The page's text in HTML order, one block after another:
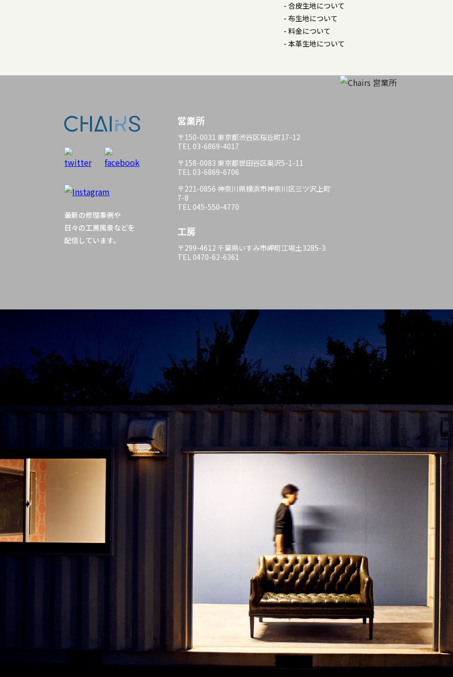
合皮生地について
布生地について
料金について
本革生地について
最新の修理事例や
日々の工房風景などを
配信しています。
営業所
〒150-0031 東京都渋谷区桜丘町17-12
TEL 03-6869-4017
〒158-0083 東京都世田谷区奥沢5-1-11
TEL 03-6869-6706
〒221-0856 神奈川県横浜市神奈川区三ツ沢上町
7-8
TEL 045-550-4770
工房
〒299-4612 千葉県いすみ市岬町江場土3285-3
TEL 0470-62-6361